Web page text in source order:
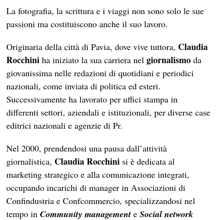
La fotografia, la scrittura e i viaggi non sono solo le sue
passioni ma costituiscono anche il suo lavoro.
Originaria della città di Pavia, dove vive tuttora, Claudia
Rocchini ha iniziato la sua carriera nelgiornalismo da
giovanissima nelle redazioni di quotidiani e periodici
nazionali, come inviata di politica ed esteri.
Successivamente ha lavorato per uffici stampa in
differenti settori, aziendali e istituzionali, per diverse case
editrici nazionali e agenzie di Pr.
Nel 2000, prendendosi una pausa dall’attività
giornalistica, Claudia Rocchini si è dedicata al
marketing strategico e alla comunicazione integrati,
occupando incarichi di manager in Associazioni di
Confindustria e Confcommercio, specializzandosi nel
tempo inCommunity management eSocial network